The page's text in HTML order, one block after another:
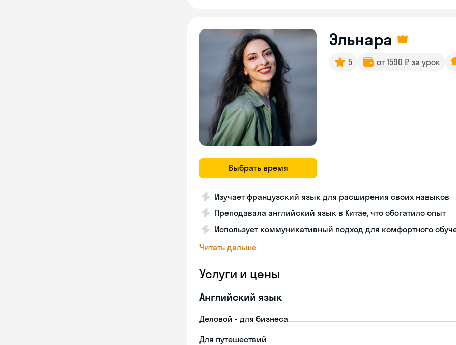
Выбрать время
Эльнара
5 от 1590 ₽ за урок
Изучает французский язык для расширения своих навыков
Преподавала английский язык в Китае, что обогатило опыт
Использует коммуникативный подход для комфортного
Читать дальше
Услуги и цены
Английский язык
Деловой - для бизнеса
Для путешествий